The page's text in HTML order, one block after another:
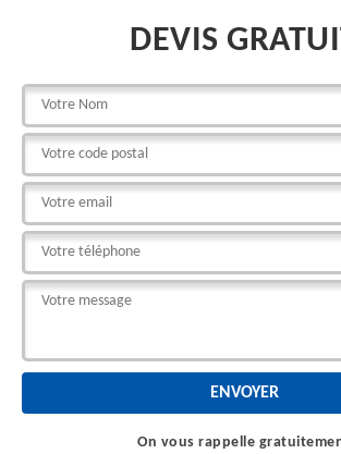
DEVIS
On vous rappelle